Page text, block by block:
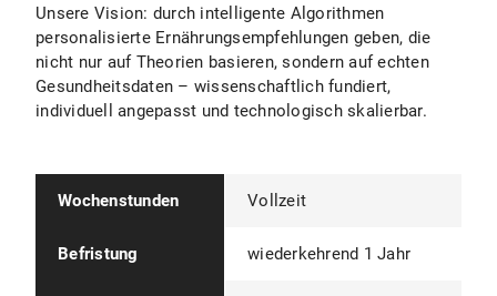
Unsere Vision: durch intelligente Algorithmen
personalisierte Ernährungsempfehlungen geben, die
nicht nur auf Theorien basieren, sondern auf echten
Gesundheitsdaten – wissenschaftlich fundiert,
individuell angepasst und technologisch skalierbar.
Wochenstunden Vollzeit
Befristung wiederkehrend 1 Jahr